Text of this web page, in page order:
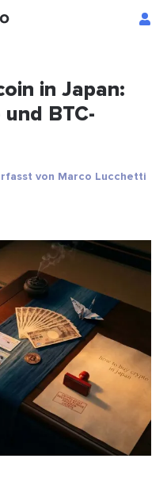
in Japan:
BTC-
von Marco Lucchetti